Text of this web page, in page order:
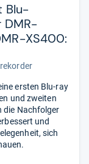
Blu-
DMR-
XS400:
ersten Blu-ray
und zweiten
die Nachfolger
und
sich